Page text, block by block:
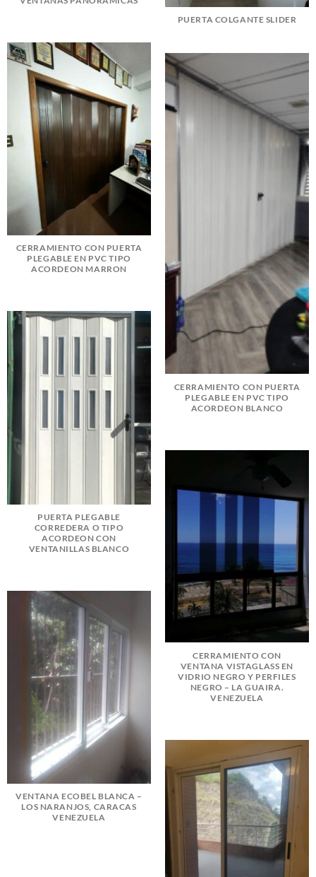
PUERTA COLGANTE SLIDER
CERRAMIENTO CON PUERTA
PLEGABLE EN PVC TIPO
ACORDEON MARRON
CERRAMIENTO CON PUERTA
PLEGABLE EN PVC TIPO
ACORDEON BLANCO
PUERTA PLEGABLE
CORREDERA O TIPO
ACORDEON CON
VENTANILLAS BLANCO
CERRAMIENTO CON
VENTANA VISTAGLASS EN
VIDRIO NEGRO Y PERFILES
NEGRO – LA GUAIRA.
VENEZUELA
VENTANA ECOBEL BLANCA –
LOS NARANJOS, CARACAS
VENEZUELA